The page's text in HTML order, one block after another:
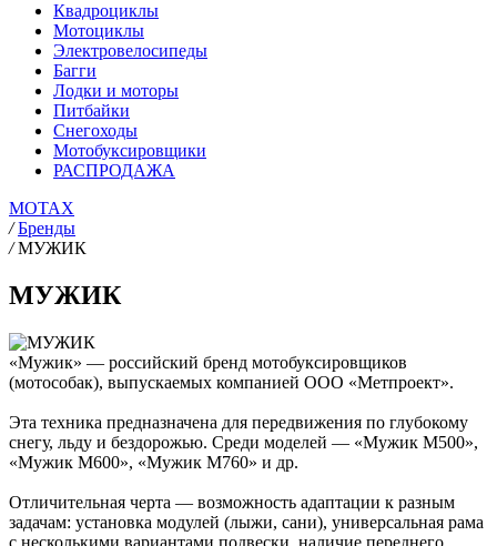
Квадроциклы
Мотоциклы
Электровелосипеды
Багги
Лодки и моторы
Питбайки
Снегоходы
Мотобуксировщики
РАСПРОДАЖА
MOTAX
/ Бренды
/ МУЖИК
МУЖИК
«Мужик» — российский бренд мотобуксировщиков
(мотособак), выпускаемых компанией ООО «Метпроект».
Эта техника предназначена для передвижения по глубокому
снегу, льду и бездорожью. Среди моделей — «Мужик М500»,
«Мужик М600», «Мужик М760» и др.
Отличительная черта — возможность адаптации к разным
задачам: установка модулей (лыжи, сани), универсальная рама
с несколькими вариантами подвески, наличие переднего